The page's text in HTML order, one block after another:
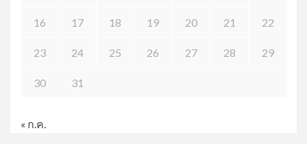
16 17 18 19 20 21 22
23 24 25 26 27 28 29
30 31
« ก.ค.